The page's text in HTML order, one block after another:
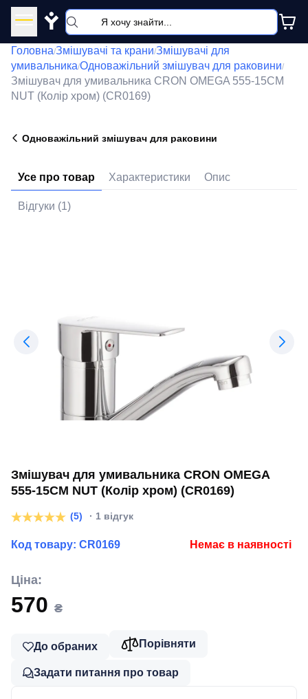
Y
Головна/Змішувачі та крани/Змішувачі для
умивальника/Одноважільний змішувач для раковини/
Змішувач для умивальника CRON OMEGA 555-15CM
NUT (Колір хром) (CR0169)
Одноважільний змішувач для раковини
Усе про товар Характеристики Опис
Відгуки (1)
Змішувач для умивальника CRON OMEGA
555-15CM NUT (Колір хром) (CR0169)
(5) · 1 відгук
Код товару: CR0169 Немає в наявності
Ціна:
570 ₴
До обраних Порівняти
Задати питання про товар